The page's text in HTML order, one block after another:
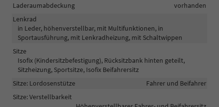
Laderaumabdeckung
vorhanden
Lenkrad
in Leder, höhenverstellbar, mit Multifunktionen, in
Sportausführung, mit Lenkradheizung, mit Schaltwippen
Sitze
Isofix (Kindersitzbefestigung), Rücksitzbank hinten geteilt,
Sitzheizung, Sportsitze, Isofix Beifahrersitz
Sitze: Lordosenstütze
Fahrer und Beifahrer
Sitze: Verstellbarkeit